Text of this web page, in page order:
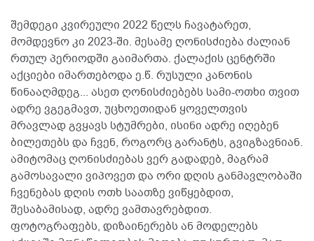
შემდეგი კვირეული 2022 წელს ჩავატარეთ,
მომდევნო კი 2023-ში. მესამე ღონისძიება ძალიან
რთულ პერიოდში გაიმართა. ქალაქის ცენტრში
აქციები იმართებოდა ე.წ. რუსული კანონის
წინააღმდეგ... ასეთ ღონისძიებებს სამი-ოთხი თვით
ადრე ვგეგმავთ, უცხოეთიდან ყოველთვის
მრავლად გვყავს სტუმრები, ისინი ადრე იღებენ
ბილეთებს და ჩვენ, როგორც გარანტს, გვიგზავნიან.
ამიტომაც ღონისძიებას ვერ გადადებ, მაგრამ
გამოსავალი ვიპოვეთ და ორი დღის განმავლობაში
ჩვენებას დღის ოთხ საათზე ვიწყებდით,
შესაბამისად, ადრე ვამთავრებდით.
ფოტოგრაფებს, დიზაინერებს ან მოდელებს